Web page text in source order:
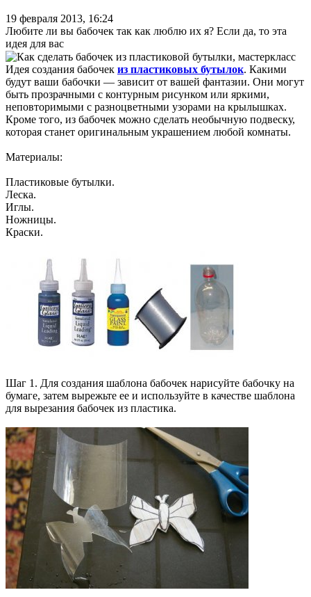
19 февраля 2013, 16:24
Любите ли вы бабочек так как люблю их я? Если да, то эта
идея для вас
Идея создания бабочек из пластиковых бутылок. Какими
будут ваши бабочки — зависит от вашей фантазии. Они могут
быть прозрачными с контурным рисунком или яркими,
неповторимыми с разноцветными узорами на крылышках.
Кроме того, из бабочек можно сделать необычную подвеску,
которая станет оригинальным украшением любой комнаты.
Материалы:
Пластиковые бутылки.
Леска.
Иглы.
Ножницы.
Краски.
Шаг 1. Для создания шаблона бабочек нарисуйте бабочку на
бумаге, затем вырежьте ее и используйте в качестве шаблона
для вырезания бабочек из пластика.